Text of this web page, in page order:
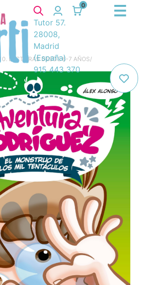
0
Tutor 57.
28008,
Madrid
(España)
915 443 370
10. LECTURAS DESDE 6-7 AÑOS/